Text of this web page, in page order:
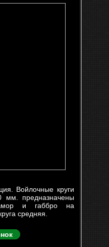
Войлочные круги
предназначены
и габбро на
средняя.